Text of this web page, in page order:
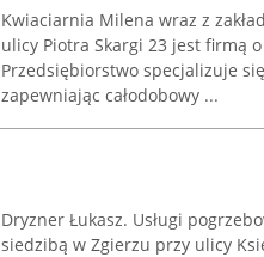
Kwiaciarnia Milena wraz z
ulicy Piotra Skargi 23 jest firmą
Przedsiębiorstwo specjalizuje
zapewniając całodobowy ...
Dryzner Łukasz. Usługi
siedzibą w Zgierzu przy ulicy